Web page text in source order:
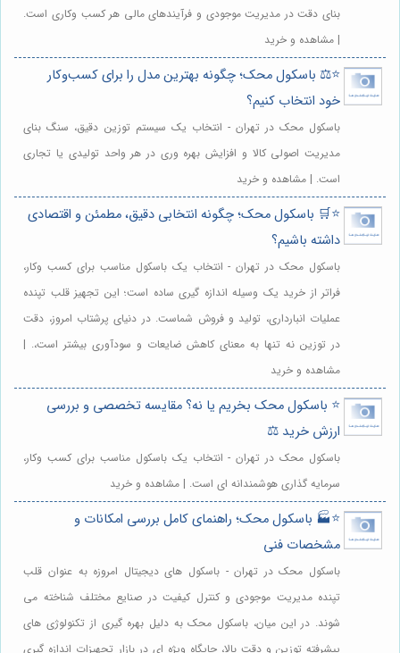
بنای دقت در مدیریت موجودی و فرآیندهای مالی هر کسب وکاری است.
| مشاهده و خرید
⭐️⚖️ باسکول محک؛ چگونه بهترین مدل را برای کسب‌وکار
خود انتخاب کنیم؟
باسکول محک در تهران - انتخاب یک سیستم توزین دقیق، سنگ بنای
مدیریت اصولی کالا و افزایش بهره وری در هر واحد تولیدی یا تجاری
است. | مشاهده و خرید
⭐️🛒 باسکول محک؛ چگونه انتخابی دقیق، مطمئن و اقتصادی
داشته باشیم؟
باسکول محک در تهران - انتخاب یک باسکول مناسب برای کسب وکار،
فراتر از خرید یک وسیله اندازه گیری ساده است؛ این تجهیز قلب تپنده
عملیات انبارداری، تولید و فروش شماست. در دنیای پرشتاب امروز، دقت
در توزین نه تنها به معنای کاهش ضایعات و سودآوری بیشتر است،. |
مشاهده و خرید
⭐️ باسکول محک بخریم یا نه؟ مقایسه تخصصی و بررسی
ارزش خرید ⚖️
باسکول محک در تهران - انتخاب یک باسکول مناسب برای کسب وکار،
سرمایه گذاری هوشمندانه ای است. | مشاهده و خرید
⭐️🏭 باسکول محک؛ راهنمای کامل بررسی امکانات و
مشخصات فنی
باسکول محک در تهران - باسکول های دیجیتال امروزه به عنوان قلب
تپنده مدیریت موجودی و کنترل کیفیت در صنایع مختلف شناخته می
شوند. در این میان، باسکول محک به دلیل بهره گیری از تکنولوژی های
پیشرفته توزین و دقت بالا، جایگاه ویژه ای در بازار تجهیزات اندازه گیری